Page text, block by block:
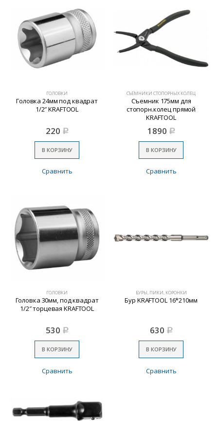
ГОЛОВКИ
Головка 24мм под квадрат
1/2″ KRAFTOOL
220 Р
В КОРЗИНУ
Сравнить
СЪЕМНИКИ СТОПОРНЫХ КОЛЕЦ
Съемник 175мм для
стопорн.колец прямой
KRAFTOOL
1890 Р
В КОРЗИНУ
Сравнить
ГОЛОВКИ
Головка 30мм, под квадрат
1/2″ торцевая KRAFTOOL
530 Р
В КОРЗИНУ
Сравнить
БУРЫ, ПИКИ, КОРОНКИ
Бур KRAFTOOL 16*210мм
630 Р
В КОРЗИНУ
Сравнить